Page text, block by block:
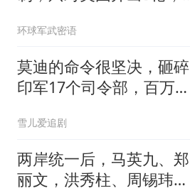
环球军武密语
莫迪的命令很坚决，砸碎
印军17个司令部，百万印
雪儿爱追剧
两岸统一后，马英九、郑
丽文，洪秀柱、周锡玮谁